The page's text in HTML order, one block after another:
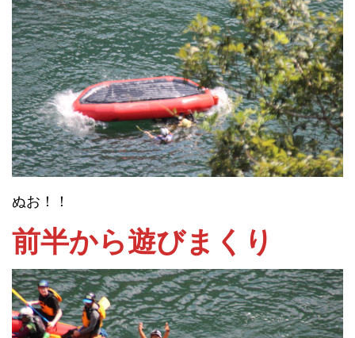
ぬお！！
前半から遊びまくり